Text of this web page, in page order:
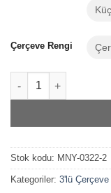
Çerçeve Rengi
Minik Ayı Bebek
Stok kodu: MNY-0322-2
Kategoriler: 3'lü Çerçeve